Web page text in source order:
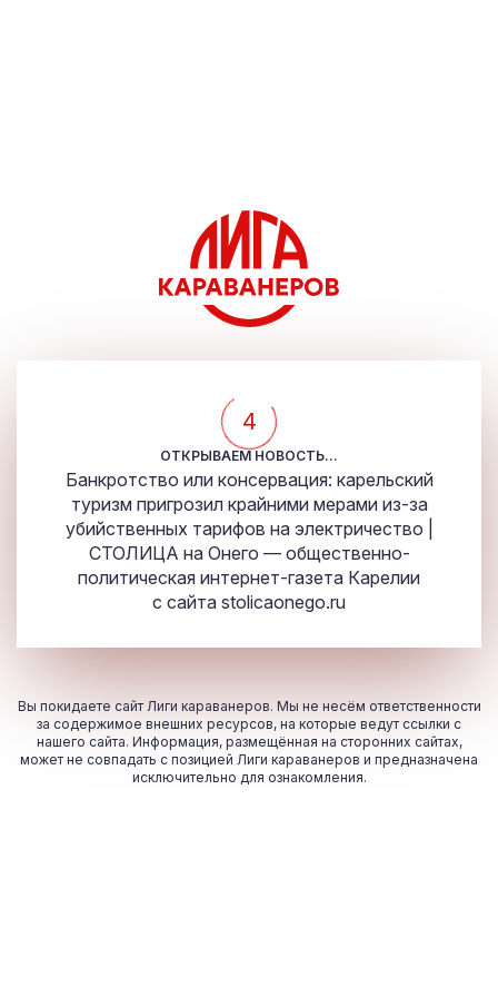
4
ОТКРЫВАЕМ НОВОСТЬ...
Банкротство или консервация: карельский
туризм пригрозил крайними мерами из-за
убийственных тарифов на электричество |
СТОЛИЦА на Онего — общественно-
политическая интернет-газета Карелии
с сайта stolicaonego.ru
Вы покидаете сайт Лиги караванеров. Мы не несём ответственности
за содержимое внешних ресурсов, на которые ведут ссылки с
нашего сайта. Информация, размещённая на сторонних сайтах,
может не совпадать с позицией Лиги караванеров и предназначена
исключительно для ознакомления.